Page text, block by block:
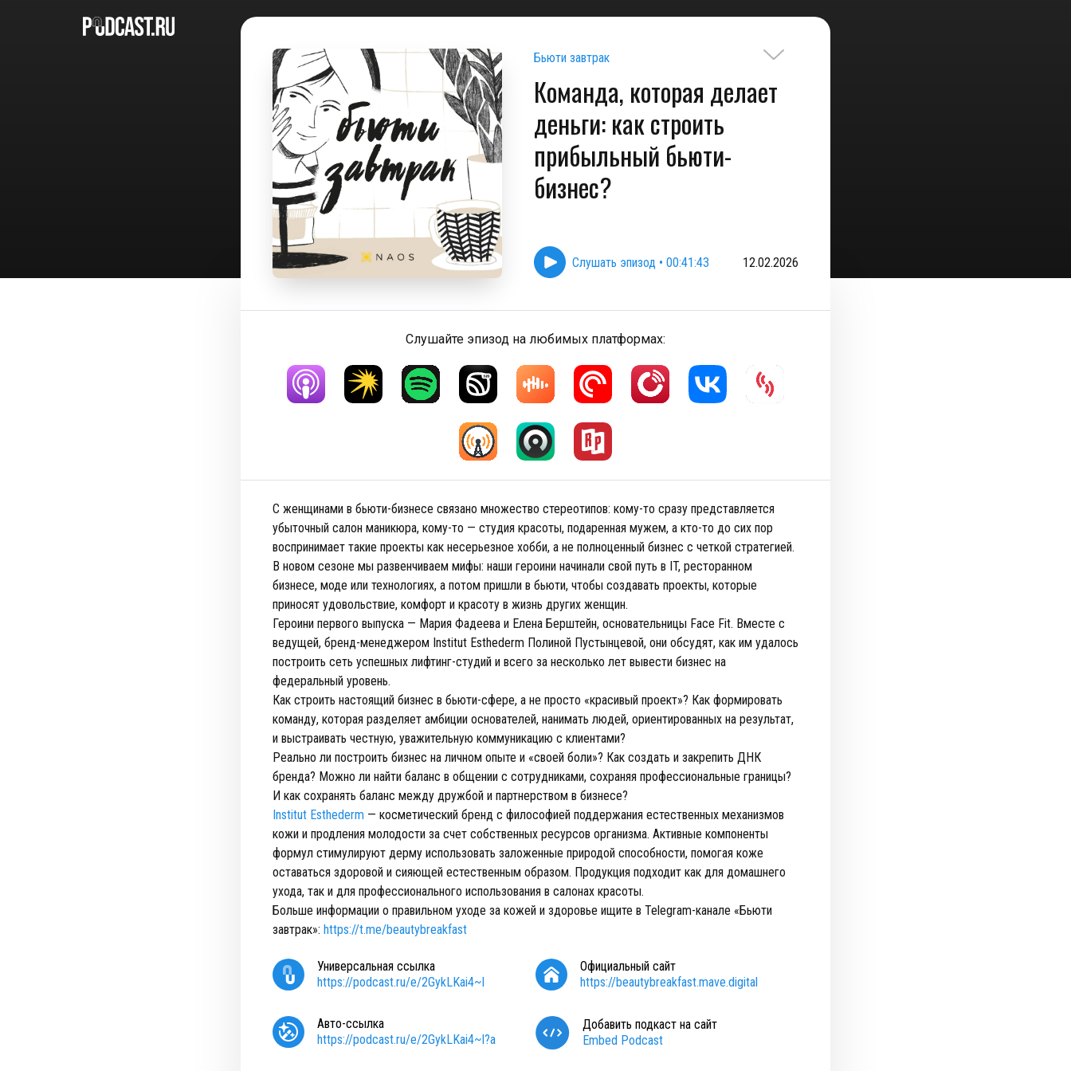
Бьюти завтрак
Команда, которая делает
деньги: как строить
прибыльный бьюти-
бизнес?
Слушать эпизод • 00:41:43 12.02.2026
Слушайте эпизод на любимых платформах:
С женщинами в бьюти-бизнесе связано множество стереотипов: кому-то сразу представляется
убыточный салон маникюра, кому-то — студия красоты, подаренная мужем, а кто-то до сих пор
воспринимает такие проекты как несерьезное хобби, а не полноценный бизнес с четкой стратегией.
В новом сезоне мы развенчиваем мифы: наши героини начинали свой путь в IT, ресторанном
бизнесе, моде или технологиях, а потом пришли в бьюти, чтобы создавать проекты, которые
приносят удовольствие, комфорт и красоту в жизнь других женщин.
Героини первого выпуска — Мария Фадеева и Елена Берштейн, основательницы Face Fit. Вместе с
ведущей, бренд-менеджером Institut Esthederm Полиной Пустынцевой, они обсудят, как им удалось
построить сеть успешных лифтинг-студий и всего за несколько лет вывести бизнес на
федеральный уровень.
Как строить настоящий бизнес в бьюти-сфере, а не просто «красивый проект»? Как формировать
команду, которая разделяет амбиции основателей, нанимать людей, ориентированных на результат,
и выстраивать честную, уважительную коммуникацию с клиентами?
Реально ли построить бизнес на личном опыте и «своей боли»? Как создать и закрепить ДНК
бренда? Можно ли найти баланс в общении с сотрудниками, сохраняя профессиональные границы?
И как сохранять баланс между дружбой и партнерством в бизнесе?
Institut Esthederm — косметический бренд с философией поддержания естественных механизмов
кожи и продления молодости за счет собственных ресурсов организма. Активные компоненты
формул стимулируют дерму использовать заложенные природой способности, помогая коже
оставаться здоровой и сияющей естественным образом. Продукция подходит как для домашнего
ухода, так и для профессионального использования в салонах красоты.
Больше информации о правильном уходе за кожей и здоровье ищите в Telegram-канале «Бьюти
завтрак»: https://t.me/beautybreakfast
Универсальная ссылка
https://podcast.ru/e/2GykLKai4~I
Официальный сайт
https://beautybreakfast.mave.digital
Авто-ссылка
https://podcast.ru/e/2GykLKai4~I?a
Добавить подкаст на сайт
Embed Podcast